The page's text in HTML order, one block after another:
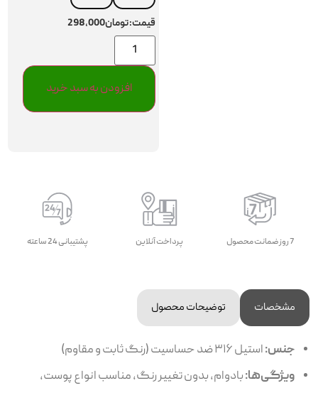
قیمت:تومان298,000
افزودن به سبد خرید
7 روز ضمانت محصول پرداخت آنلاین پشتیبانی 24 ساعته
مشخصات توضیحات محصول
جنس:استیل ۳۱۶ ضد حساسیت (رنگ ثابت و مقاوم)
ویژگی‌ها:بادوام، بدون تغییر رنگ، مناسب انواع پوست،